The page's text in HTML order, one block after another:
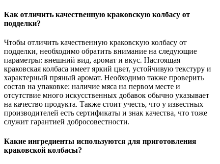
Как отличить качественную краковскую колбасу от
подделки?
Чтобы отличить качественную краковскую колбасу от
подделки, необходимо обратить внимание на следующие
параметры: внешний вид, аромат и вкус. Настоящая
краковская колбаса имеет яркий цвет, устойчивую текстуру и
характерный пряный аромат. Необходимо также проверить
состав на упаковке: наличие мяса на первом месте и
отсутствие много искусственных добавок обычно указывает
на качество продукта. Также стоит учесть, что у известных
производителей есть сертификаты и знак качества, что тоже
служит гарантией добросовестности.
Какие ингредиенты используются для приготовления
краковской колбасы?